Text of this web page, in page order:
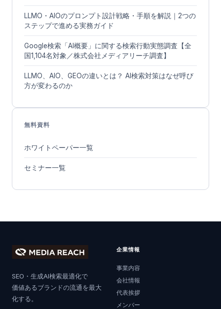
LLMO・AIOのプロンプト設計戦略・手順を解説｜2つの
ステップで進める実務ガイド
Google検索「AI概要」に関する検索行動実態調査【全
国1,104名対象／株式会社メディアリーチ調査】
LLMO、AIO、GEOの違いとは？ AI検索対策はなぜ呼び
方が変わるのか
無料資料
ホワイトペーパー一覧
セミナー一覧
SEO・生成AI検索最適化で
価値あるブランドの流通を最大
化する。
企業情報
事業内容
会社情報
代表挨拶
メンバー